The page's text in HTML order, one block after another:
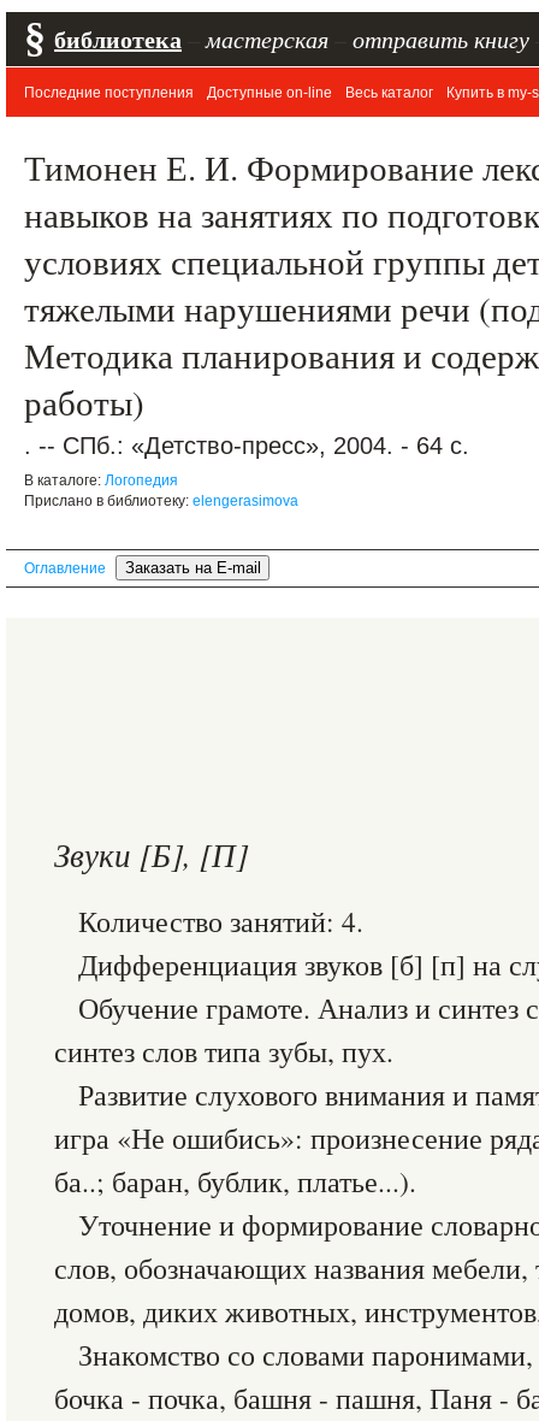
§ библиотека мастерская отправить книгу
Последние поступления Доступные on-line Весь каталог Купить в my-
Тимонен Е. И. Формирование
навыков на занятиях по
условиях специальной группы
тяжелыми нарушениями речи
Методика планирования и
работы)
. -- СПб.: «Детство-пресс», 2004. - 64 с.
В каталоге: Логопедия
Прислано в библиотеку: elengerasimova
Оглавление
Звуки [Б], [П]
Количество занятий: 4.
Дифференциация звуков [б] [п] на
Обучение грамоте. Анализ и синтез
синтез слов типа зубы, пух.
Развитие слухового внимания и
игра «Не ошибись»: произнесение
ба..; баран, бублик, платье...).
Уточнение и формирование
слов, обозначающих названия
домов, диких животных,
Знакомство со словами
бочка - почка, башня - пашня, Паня -